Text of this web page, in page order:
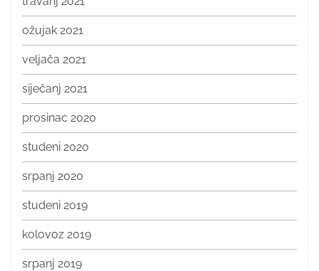
ožujak 2021
veljača 2021
siječanj 2021
prosinac 2020
studeni 2020
srpanj 2020
studeni 2019
kolovoz 2019
srpanj 2019